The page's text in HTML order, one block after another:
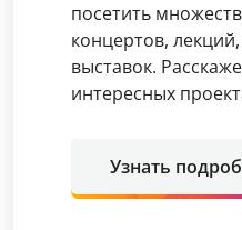
посетить
концертов,
выставок.
интересных
Узнать